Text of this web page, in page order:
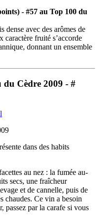
- #57 au Top 100 du
dense avec des arômes de
caractère fruité s’accorde
donnant un ensemble
Cèdre 2009 - #
dans des habits
au nez : la fumée au-
secs, une fraîcheur
et de cannelle, puis de
chaudes. Ce vin a besoin
passez par la carafe si vous